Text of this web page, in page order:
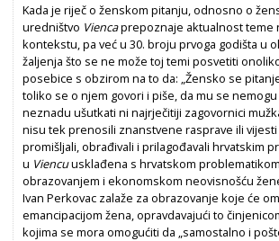
Kada je riječ o ženskom pitanju, odnosno o
uredništvo Viencaprepoznaje aktualnost teme
kontekstu, pa već u 30. broju prvoga godišta u
žaljenja što se ne može toj temi posvetiti
posebice s obzirom na to da: „Žensko se
toliko se o njem govori i piše, da mu se
neznadu ušutkati ni najrječitiji zagovornici
nisu tek prenosili znanstvene rasprave ili
promišljali, obrađivali i prilagođavali hrvatskim
u Viencuusklađena s hrvatskom
obrazovanjem i ekonomskom neovisnošću
Ivan Perkovac zalaže za obrazovanje koje će
emancipacijom žena, opravdavajući to
kojima se mora omogućiti da „samostalno i